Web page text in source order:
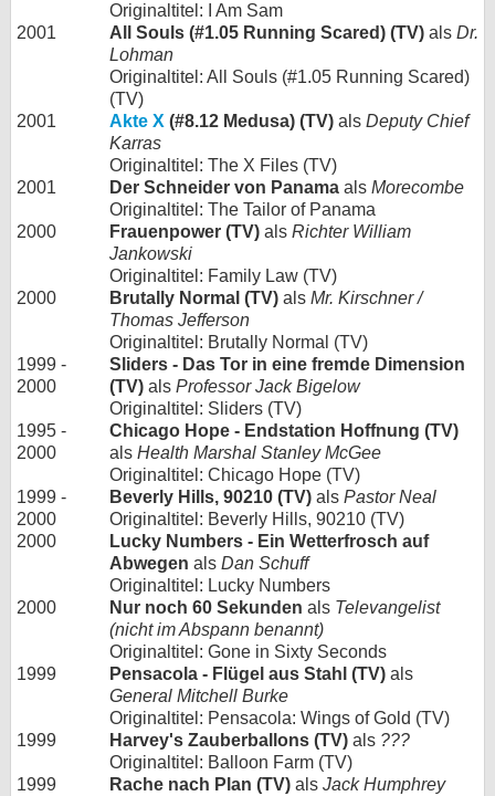
Originaltitel: I Am Sam
2001
All Souls (#1.05 Running Scared) (TV) als Dr.
Lohman
Originaltitel: All Souls (#1.05 Running Scared)
(TV)
2001
Akte X (#8.12 Medusa) (TV) als Deputy Chief
Karras
Originaltitel: The X Files (TV)
2001
Der Schneider von Panama als Morecombe
Originaltitel: The Tailor of Panama
2000
Frauenpower (TV) als Richter William
Jankowski
Originaltitel: Family Law (TV)
2000
Brutally Normal (TV) als Mr. Kirschner /
Thomas Jefferson
Originaltitel: Brutally Normal (TV)
1999 -
2000
Sliders - Das Tor in eine fremde Dimension
(TV) als Professor Jack Bigelow
Originaltitel: Sliders (TV)
1995 -
2000
Chicago Hope - Endstation Hoffnung (TV)
als Health Marshal Stanley McGee
Originaltitel: Chicago Hope (TV)
1999 -
2000
Beverly Hills, 90210 (TV) als Pastor Neal
Originaltitel: Beverly Hills, 90210 (TV)
2000
Lucky Numbers - Ein Wetterfrosch auf
Abwegen als Dan Schuff
Originaltitel: Lucky Numbers
2000
Nur noch 60 Sekunden als Televangelist
(nicht im Abspann benannt)
Originaltitel: Gone in Sixty Seconds
1999
Pensacola - Flügel aus Stahl (TV) als
General Mitchell Burke
Originaltitel: Pensacola: Wings of Gold (TV)
1999
Harvey's Zauberballons (TV) als ???
Originaltitel: Balloon Farm (TV)
1999
Rache nach Plan (TV) als Jack Humphrey